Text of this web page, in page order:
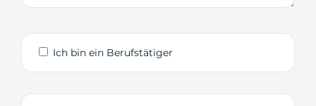
Ich bin ein Berufstätiger